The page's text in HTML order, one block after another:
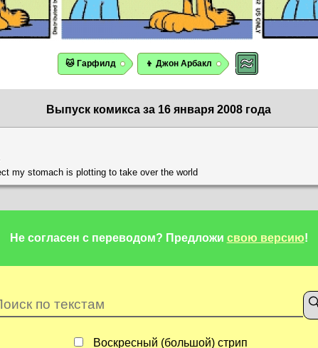
🐱 Гарфилд 👦 Джон Арбакл
Выпуск комикса за 16 января 2008 года
my stomach is plotting to take over the world
Не согласен с переводом? Предложи свою версию!
Воскресный (большой) стрип